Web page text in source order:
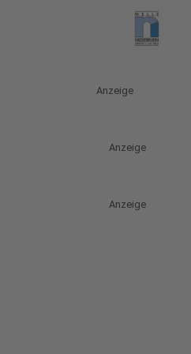
Anzeige
Anzeige
Anzeige